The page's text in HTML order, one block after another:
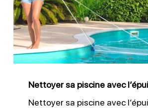
avec
l’épuisette
Nettoyer sa piscine avec
Nettoyer sa piscine avec